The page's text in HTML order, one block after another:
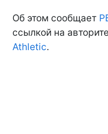
Об этом сообщает
ссылкой на
Athletic.